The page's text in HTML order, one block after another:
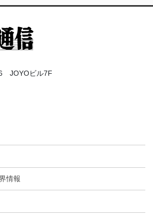
JOYOビル7F
情報